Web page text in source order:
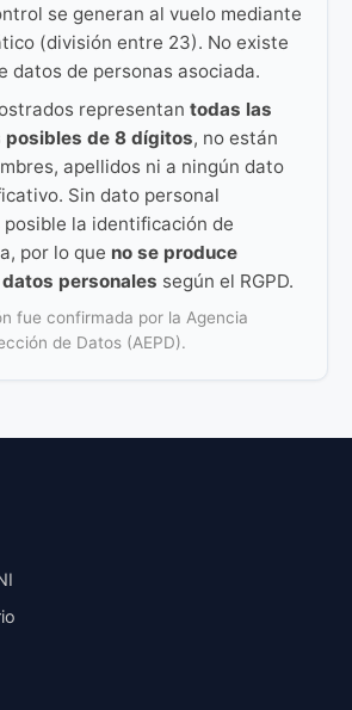
se generan al vuelo mediante
(división entre 23). No existe
datos de personas asociada.
representan todas las
posibles de 8 dígitos, no están
apellidos ni a ningún dato
Sin dato personal
posible la identificación de
por lo que no se produce
personales según el RGPD.
fue confirmada por la Agencia
de Datos (AEPD).